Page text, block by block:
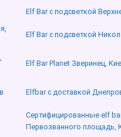
Elf Bar с подсветкой
Elf Bar с подсветкой
Elf Bar Planet Зверинец,
Elfbar с доставкой
Сертифицированные elf
Первозванного площадь,